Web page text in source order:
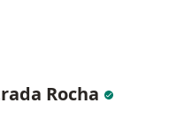
Rocha